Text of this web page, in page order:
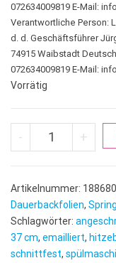
072634009819 E-Mail:
Verantwortliche Person:
d. d. Geschäftsführer
74915 Waibstadt
072634009819 E-Mail:
Vorrätig
- Backblech+
Artikelnummer: 188680
Dauerbackfolien,
Schlagwörter:
37 cm, emailliert,
schnittfest,